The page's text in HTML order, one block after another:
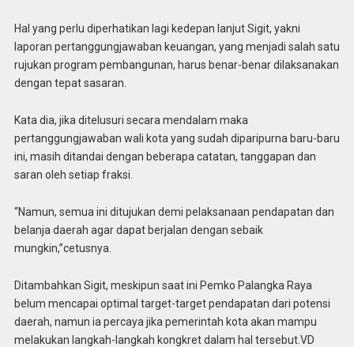
Hal yang perlu diperhatikan lagi kedepan lanjut Sigit, yakni
laporan pertanggungjawaban keuangan, yang menjadi salah satu
rujukan program pembangunan, harus benar-benar dilaksanakan
dengan tepat sasaran.
Kata dia, jika ditelusuri secara mendalam maka
pertanggungjawaban wali kota yang sudah diparipurna baru-baru
ini, masih ditandai dengan beberapa catatan, tanggapan dan
saran oleh setiap fraksi.
“Namun, semua ini ditujukan demi pelaksanaan pendapatan dan
belanja daerah agar dapat berjalan dengan sebaik
mungkin,”cetusnya.
Ditambahkan Sigit, meskipun saat ini Pemko Palangka Raya
belum mencapai optimal target-target pendapatan dari potensi
daerah, namun ia percaya jika pemerintah kota akan mampu
melakukan langkah-langkah kongkret dalam hal tersebut.VD